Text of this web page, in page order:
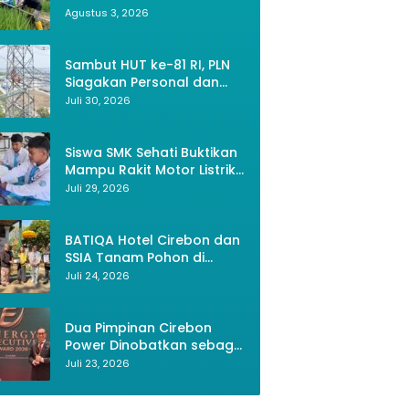
Lipat UV - Anti Hujan dan
UV Matahari
Rp 31.889
Bekasi, Petani Kini Bisa
Agustus 3, 2026
Sambut HUT ke-81 RI, PLN
Siagakan Personal dan
Optimalkan Keandalan
Juli 30, 2026
Siswa SMK Sehati Buktikan
Mampu Rakit Motor Listrik,
Wujud Kemerdekaan RI
Muda
Juli 29, 2026
BATIQA Hotel Cirebon dan
SSIA Tanam Pohon di
Keraton Kacirebonan,
Juli 24, 2026
Dua Pimpinan Cirebon
Power Dinobatkan sebagai
Tokoh Energi
Juli 23, 2026